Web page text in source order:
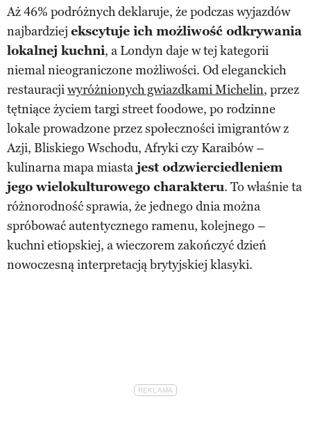
Aż 46% podróżnych deklaruje, że podczas wyjazdów
najbardziej ekscytuje ich możliwość odkrywania
lokalnej kuchni, a Londyn daje w tej kategorii
niemal nieograniczone możliwości. Od eleganckich
restauracjiwyróżnionych gwiazdkami Michelin, przez
tętniące życiem targi street foodowe, po rodzinne
lokale prowadzone przez społeczności imigrantów z
Azji, Bliskiego Wschodu, Afryki czy Karaibów –
kulinarna mapa miasta jest odzwierciedleniem
jego wielokulturowego charakteru. To właśnie ta
różnorodność sprawia, że jednego dnia można
spróbować autentycznego ramenu, kolejnego –
kuchni etiopskiej, a wieczorem zakończyć dzień
nowoczesną interpretacją brytyjskiej klasyki.